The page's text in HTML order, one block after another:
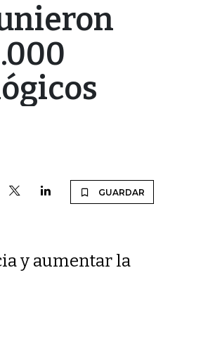
GUARDAR
y aumentar la